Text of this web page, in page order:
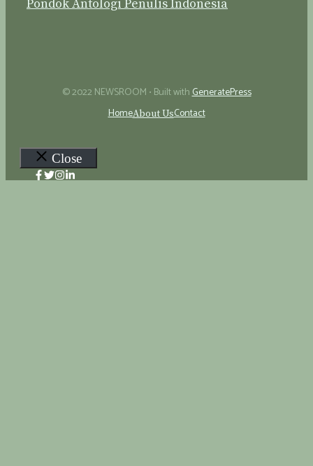
Pondok Antologi Penulis Indonesia
© 2022 NEWSROOM • Built withGeneratePress
HomeAbout UsContact
Close